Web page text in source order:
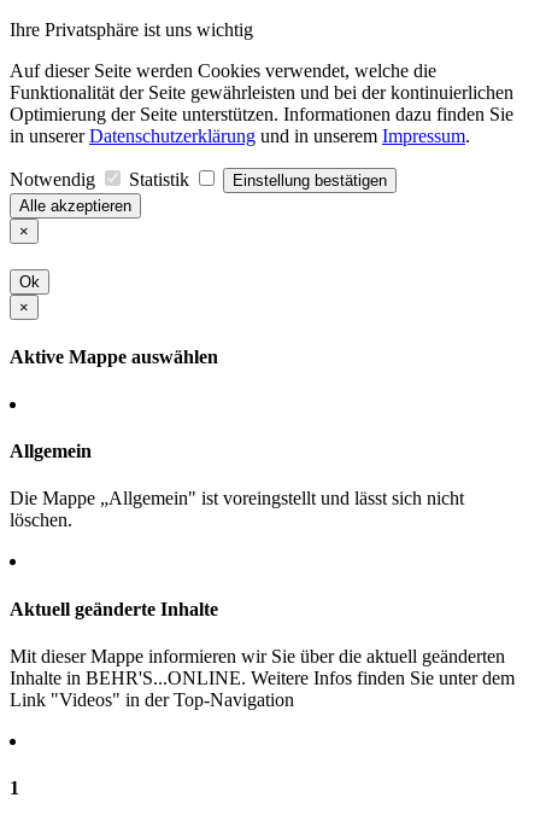
Ihre Privatsphäre ist uns wichtig
Auf dieser Seite werden Cookies verwendet, welche die
Funktionalität der Seite gewährleisten und bei der kontinuierlichen
Optimierung der Seite unterstützen. Informationen dazu finden Sie
in unsererDatenschutzerklärung und in unserem Impressum.
Notwendig Statistik
Einstellung bestätigen
Alle akzeptieren
×
Ok
×
Aktive Mappe auswählen
Allgemein
Die Mappe „Allgemein" ist voreingstellt und lässt sich nicht
löschen.
Aktuell geänderte Inhalte
Mit dieser Mappe informieren wir Sie über die aktuell geänderten
Inhalte in BEHR'S...ONLINE. Weitere Infos finden Sie unter dem
Link "Videos" in der Top-Navigation
1